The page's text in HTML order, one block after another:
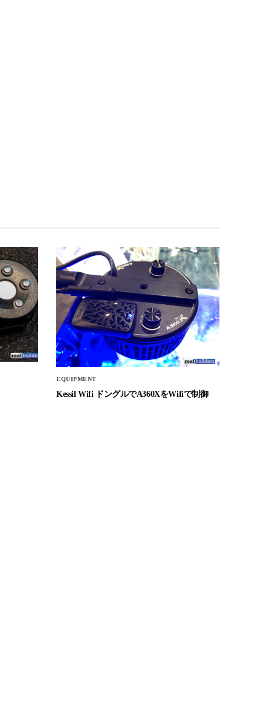
EQUIPMENT
Kessil Wifi ドングルでA360XをWifiで制御